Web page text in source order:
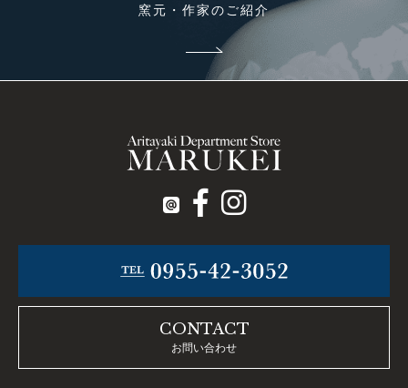
窯元・作家のご紹介
CONTACT
お問い合わせ